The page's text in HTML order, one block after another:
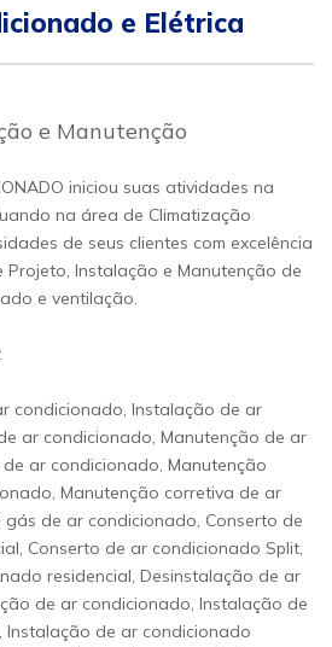
e Elétrica
e Manutenção
iniciou suas atividades na
na área de Climatização
de seus clientes com excelência
Projeto, Instalação e Manutenção de
e ventilação.
condicionado, Instalação de ar
ar condicionado, Manutenção de ar
ar condicionado, Manutenção
Manutenção corretiva de ar
de ar condicionado, Conserto de
Conserto de ar condicionado Split,
residencial, Desinstalação de ar
de ar condicionado, Instalação de
Instalação de ar condicionado